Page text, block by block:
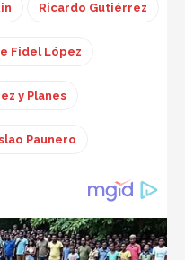
Ricardo Gutiérrez
Fidel López
y Planes
Paunero